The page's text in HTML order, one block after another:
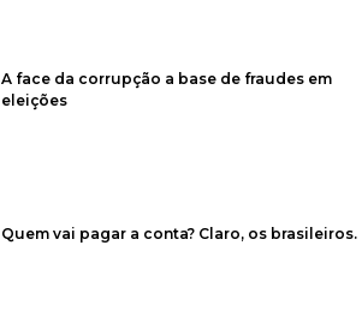
A face da corrupção a base de fraudes em
eleições
Quem vai pagar a conta? Claro, os brasileiros.